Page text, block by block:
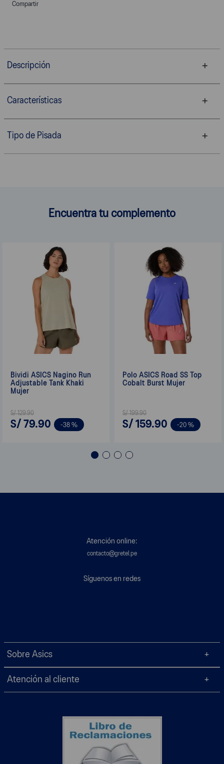
Compartir
Descripción
Características
Tipo de Pisada
Encuentra tu complemento
Bividi ASICS Nagino Run
Adjustable Tank Khaki
Mujer
S/ 129.90
S/ 79.90 -38 %
Polo ASICS Road SS Top
Cobalt Burst Mujer
S/ 199.90
S/ 159.90 -20 %
Atención online:
contacto@gretel.pe
Síguenos en redes
Sobre Asics
Atención al cliente